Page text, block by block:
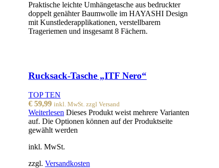
Praktische leichte Umhängetasche aus bedruckter
doppelt genähter Baumwolle im HAYASHI Design
mit Kunstlederapplikationen, verstellbarem
Trageriemen und insgesamt 8 Fächern.
Rucksack-Tasche „ITF Nero“
TOP TEN
€ 59,99 inkl. MwSt. zzgl Versand
Weiterlesen Dieses Produkt weist mehrere Varianten
auf. Die Optionen können auf der Produktseite
gewählt werden
inkl. MwSt.
zzgl. Versandkosten